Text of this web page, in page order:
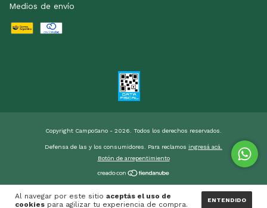
Al navegar por este sitio aceptás el uso de
cookies para agilizar tu experiencia de compra.
ENTENDIDO
Medios de envío
Copyright CampoSano - 2026. Todos los derechos reservados.
Defensa de las y los consumidores. Para reclamos ingresá acá.
Botón de arrepentimiento